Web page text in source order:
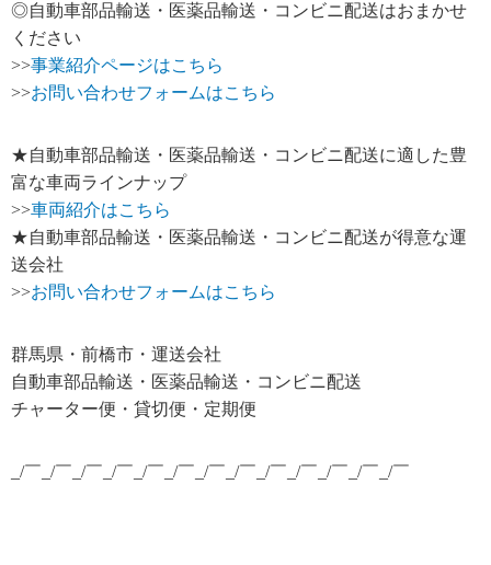
◎自動車部品輸送・医薬品輸送・コンビニ配送はおまかせ
ください
>>事業紹介ページはこちら
>>お問い合わせフォームはこちら
★自動車部品輸送・医薬品輸送・コンビニ配送に適した豊
富な車両ラインナップ
>>車両紹介はこちら
★自動車部品輸送・医薬品輸送・コンビニ配送が得意な運
送会社
>>お問い合わせフォームはこちら
群馬県・前橋市・運送会社
自動車部品輸送・医薬品輸送・コンビニ配送
チャーター便・貸切便・定期便
_/￣_/￣_/￣_/￣_/￣_/￣_/￣_/￣_/￣_/￣_/￣_/￣_/￣